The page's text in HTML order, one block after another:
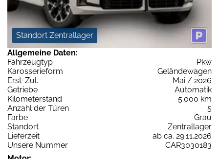
Standort Zentrallager
Allgemeine Daten:
Fahrzeugtyp
Pkw
Karosserieform
Geländewagen
Erst-Zul.
Mai / 2026
Getriebe
Automatik
Kilometerstand
5.000 km
Anzahl der Türen
5
Farbe
Grau
Standort
Zentrallager
Lieferzeit
ab ca. 29.11.2026
Unsere Nummer
CAR3030183